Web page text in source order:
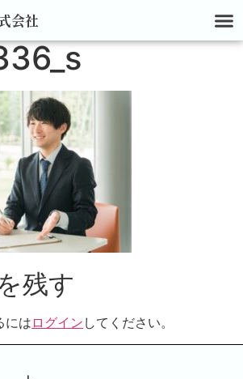
会社
残す
にはログイン してください。